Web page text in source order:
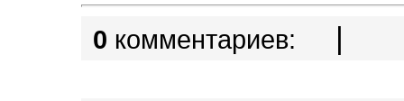
0 комментариев: |